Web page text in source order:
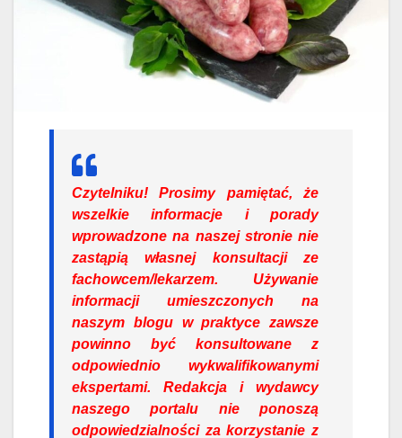
Czytelniku! Prosimy pamiętać, że
wszelkie informacje i porady
wprowadzone na naszej stronie nie
zastąpią własnej konsultacji ze
fachowcem/lekarzem. Używanie
informacji umieszczonych na
naszym blogu w praktyce zawsze
powinno być konsultowane z
odpowiednio wykwalifikowanymi
ekspertami. Redakcja i wydawcy
naszego portalu nie ponoszą
odpowiedzialności za korzystanie z